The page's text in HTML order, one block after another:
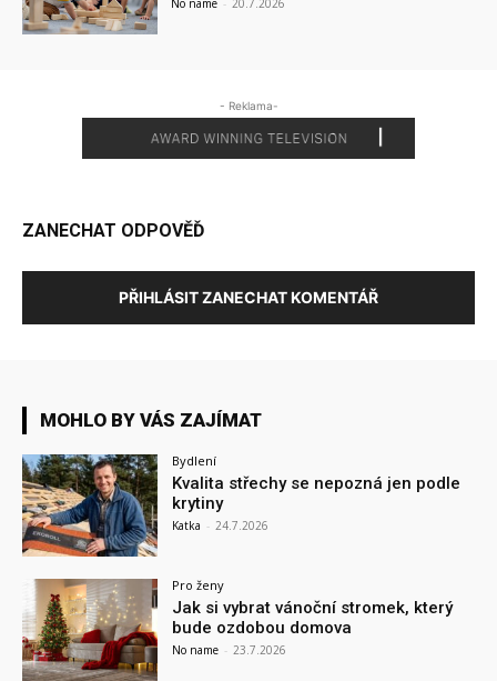
No name - 20.7.2026
- Reklama-
ZANECHAT ODPOVĚĎ
PŘIHLÁSIT ZANECHAT KOMENTÁŘ
MOHLO BY VÁS ZAJÍMAT
Bydlení
Kvalita střechy se nepozná jen podle
krytiny
Katka - 24.7.2026
Pro ženy
Jak si vybrat vánoční stromek, který
bude ozdobou domova
No name - 23.7.2026